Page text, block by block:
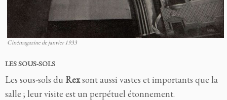
Cinémagazine de janvier 1933
LES SOUS-SOLS
Les sous-sols du Rexsont aussi vastes et importants que la
salle ; leur visite est un perpétuel étonnement.